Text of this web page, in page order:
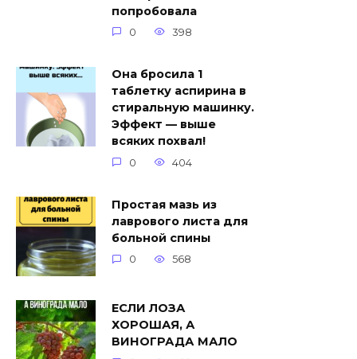
попробовала
0 398
Она бросила 1
таблетку аспирина в
стиральную машинку.
Эффект — выше
всяких похвал!
0 404
Простая мазь из
лаврового листа для
больной спины
0 568
ЕСЛИ ЛОЗА
ХОРОШАЯ, А
ВИНОГРАДА МАЛО